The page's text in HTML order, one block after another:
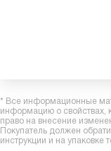
* Все информационные
информацию о свойствах,
право на внесение
Покупатель должен
инструкции и на